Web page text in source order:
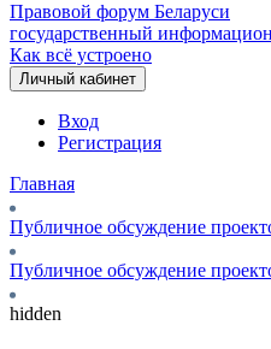
Правовой форум Беларуси
государственный
Как всё устроено
Личный кабинет
Вход
Регистрация
Главная
Публичное обсуждение
Публичное обсуждение
hidden